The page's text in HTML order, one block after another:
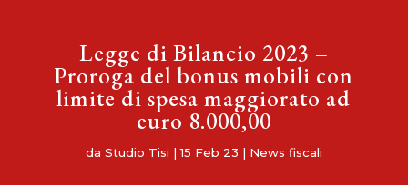
Legge di Bilancio 2023 –
Proroga del bonus mobili con
limite di spesa maggiorato ad
euro 8.000,00
da Studio Tisi |15 Feb 23 | News fiscali